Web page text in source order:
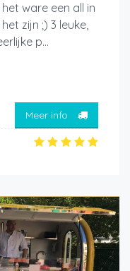
ware een all in
zijn ;) 3 leuke,
p...
Meer info